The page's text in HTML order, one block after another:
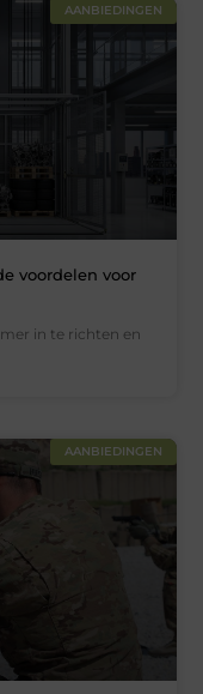
AANBIEDINGEN
voordelen voor
in te richten en
AANBIEDINGEN